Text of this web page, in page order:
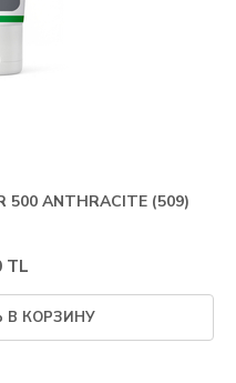
500 ANTHRACITE (509)
TL
В КОРЗИНУ